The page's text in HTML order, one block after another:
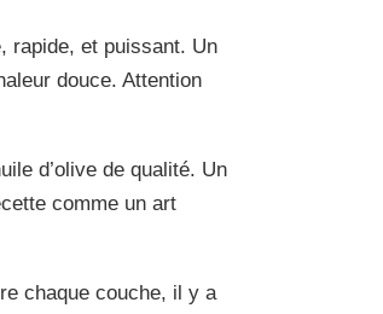
rapide, et puissant. Un
douce. Attention
d’olive de qualité. Un
comme un art
chaque couche, il y a